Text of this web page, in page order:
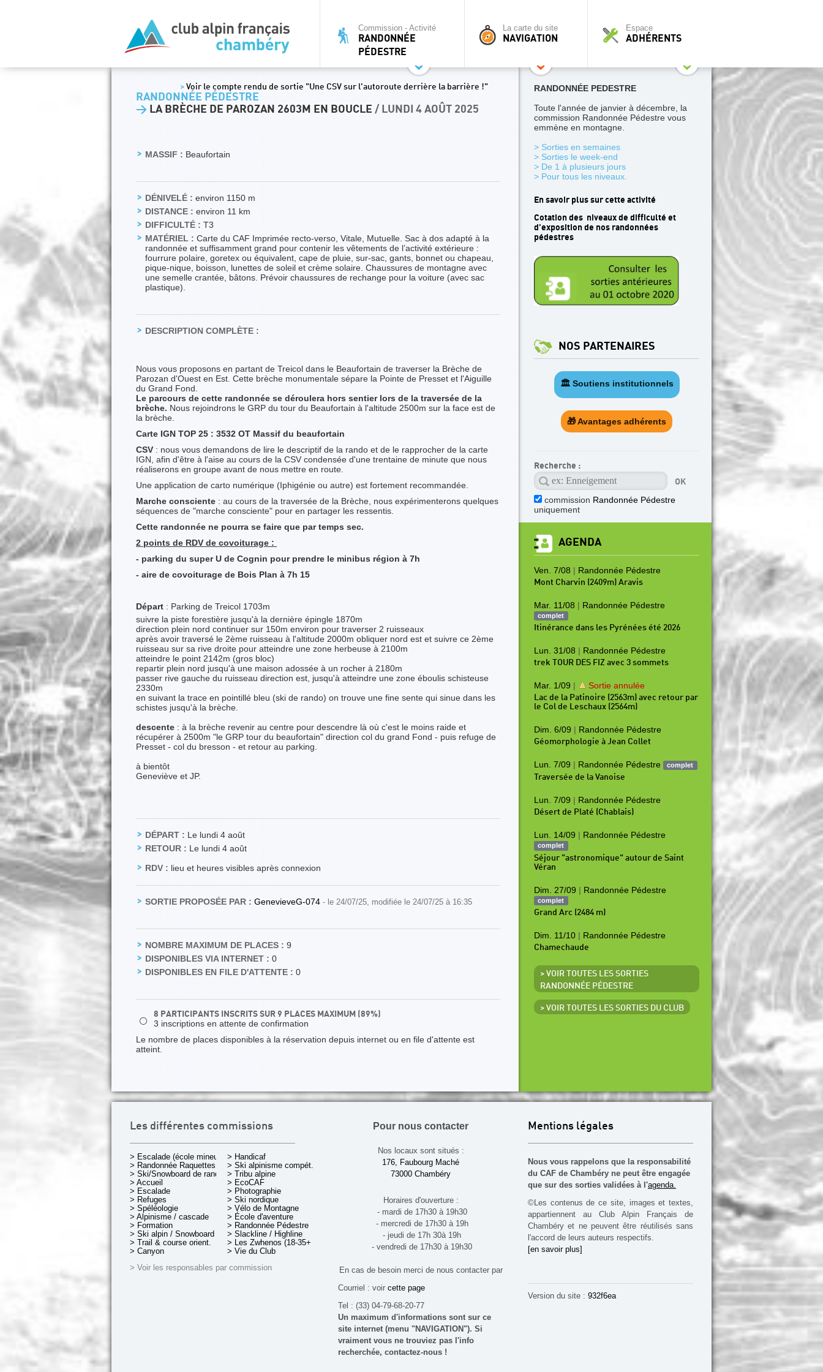
Commission - Activité
RANDONNÉE
PÉDESTRE
La carte du site
NAVIGATION
Espace
ADHÉRENTS
> Voir le compte rendu de sortie "Une CSV sur l'autoroute derrière la barrière !"
RANDONNÉE PÉDESTRE
> LA BRÈCHE DE PAROZAN 2603M EN BOUCLE / LUNDI 4 AOÛT 2025
MASSIF : Beaufortain
DÉNIVELÉ : environ 1150 m
DISTANCE : environ 11 km
DIFFICULTÉ : T3
MATÉRIEL : Carte du CAF Imprimée recto-verso, Vitale, Mutuelle. Sac à dos adapté à la
randonnée et suffisamment grand pour contenir les vêtements de l’activité extérieure :
fourrure polaire, goretex ou équivalent, cape de pluie, sur-sac, gants, bonnet ou chapeau,
pique-nique, boisson, lunettes de soleil et crème solaire. Chaussures de montagne avec
une semelle crantée, bâtons. Prévoir chaussures de rechange pour la voiture (avec sac
plastique).
DESCRIPTION COMPLÈTE :
Nous vous proposons en partant de Treicol dans le Beaufortain de traverser la Brèche de
Parozan d'Ouest en Est. Cette brèche monumentale sépare la Pointe de Presset et l'Aiguille
du Grand Fond.
Le parcours de cette randonnée se déroulera hors sentier lors de la traversée de la
brèche. Nous rejoindrons le GRP du tour du Beaufortain à l'altitude 2500m sur la face est de
la brèche.
Carte IGN TOP 25 : 3532 OT Massif du beaufortain
CSV : nous vous demandons de lire le descriptif de la rando et de le rapprocher de la carte
IGN, afin d'être à l'aise au cours de la CSV condensée d'une trentaine de minute que nous
réaliserons en groupe avant de nous mettre en route.
Une application de carto numérique (Iphigénie ou autre) est fortement recommandée.
Marche consciente : au cours de la traversée de la Brèche, nous expérimenterons quelques
séquences de "marche consciente" pour en partager les ressentis.
Cette randonnée ne pourra se faire que par temps sec.
2 points de RDV de covoiturage :
- parking du super U de Cognin pour prendre le minibus région à 7h
- aire de covoiturage de Bois Plan à 7h 15
Départ : Parking de Treicol 1703m
suivre la piste forestière jusqu'à la dernière épingle 1870m
direction plein nord continuer sur 150m environ pour traverser 2 ruisseaux
après avoir traversé le 2ème ruisseau à l'altitude 2000m obliquer nord est et suivre ce 2ème
ruisseau sur sa rive droite pour atteindre une zone herbeuse à 2100m
atteindre le point 2142m (gros bloc)
repartir plein nord jusqu'à une maison adossée à un rocher à 2180m
passer rive gauche du ruisseau direction est, jusqu'à atteindre une zone éboulis schisteuse
2330m
en suivant la trace en pointillé bleu (ski de rando) on trouve une fine sente qui sinue dans les
schistes jusqu'à la brèche.
descente : à la brèche revenir au centre pour descendre là où c'est le moins raide et
récupérer à 2500m "le GRP tour du beaufortain" direction col du grand Fond - puis refuge de
Presset - col du bresson - et retour au parking.
à bientôt
Geneviève et JP.
DÉPART : Le lundi 4 août
RETOUR : Le lundi 4 août
RDV : lieu et heures visibles après connexion
SORTIE PROPOSÉE PAR : GenevieveG-074 - le 24/07/25, modifiée le 24/07/25 à 16:35
NOMBRE MAXIMUM DE PLACES : 9
DISPONIBLES VIA INTERNET : 0
DISPONIBLES EN FILE D'ATTENTE : 0
⚪
8 PARTICIPANTS INSCRITS SUR 9 PLACES MAXIMUM (89%)
3 inscriptions en attente de confirmation
Le nombre de places disponibles à la réservation depuis internet ou en file d'attente est
atteint.
RANDONNÉE PEDESTRE
Toute l'année de janvier à décembre, la
commission Randonnée Pédestre vous
emmène en montagne.
> Sorties en semaines
> Sorties le week-end
> De 1 à plusieurs jours
> Pour tous les niveaux.
En savoir plus sur cette activité
Cotation des niveaux de difficulté et
d'exposition de nos randonnées
pédestres
NOS PARTENAIRES
🏛️ Soutiens institutionnels
🎁 Avantages adhérents
Recherche :
commission Randonnée Pédestre
uniquement
AGENDA
Ven. 7/08 | Randonnée Pédestre
Mont Charvin (2409m) Aravis
Mar. 11/08 | Randonnée Pédestre
complet
Itinérance dans les Pyrénées été 2026
Lun. 31/08 | Randonnée Pédestre
trek TOUR DES FIZ avec 3 sommets
Mar. 1/09 | Sortie annulée
Lac de la Patinoire (2563m) avec retour par
le Col de Leschaux (2564m)
Dim. 6/09 | Randonnée Pédestre
Géomorphologie à Jean Collet
Lun. 7/09 | Randonnée Pédestre complet
Traversée de la Vanoise
Lun. 7/09 | Randonnée Pédestre
Désert de Platé (Chablais)
Lun. 14/09 | Randonnée Pédestre
complet
Séjour "astronomique" autour de Saint
Véran
Dim. 27/09 | Randonnée Pédestre
complet
Grand Arc (2484 m)
Dim. 11/10 | Randonnée Pédestre
Chamechaude
> VOIR TOUTES LES SORTIES
RANDONNÉE PÉDESTRE
> VOIR TOUTES LES SORTIES DU CLUB
Les différentes commissions
> Escalade (école mineurs)
> Randonnée Raquettes
> Ski/Snowboard de rando.
> Accueil
> Escalade
> Refuges
> Spéléologie
> Alpinisme / cascade
> Formation
> Ski alpin / Snowboard
> Trail & course orient.
> Canyon
> Handicaf
> Ski alpinisme compét.
> Tribu alpine
> EcoCAF
> Photographie
> Ski nordique
> Vélo de Montagne
> École d'aventure
> Randonnée Pédestre
> Slackline / Highline
> Les Zwhenos (18-35+ ans)
> Vie du Club
> Voir les responsables par commission
Pour nous contacter
Nos locaux sont situés :
176, Faubourg Maché
73000 Chambéry
Horaires d'ouverture :
- mardi de 17h30 à 19h30
- mercredi de 17h30 à 19h
- jeudi de 17h 30à 19h
- vendredi de 17h30 à 19h30
En cas de besoin merci de nous contacter par
Courriel : voir cette page
Tel : (33) 04-79-68-20-77
Un maximum d'informations sont sur ce
site internet (menu "NAVIGATION"). Si
vraiment vous ne trouviez pas l'info
recherchée, contactez-nous !
Mentions légales
Nous vous rappelons que la responsabilité
du CAF de Chambéry ne peut être engagée
que sur des sorties validées à l'agenda.
©Les contenus de ce site, images et textes,
appartiennent au Club Alpin Français de
Chambéry et ne peuvent être réutilisés sans
l'accord de leurs auteurs respectifs.
[en savoir plus]
Version du site : 932f6ea